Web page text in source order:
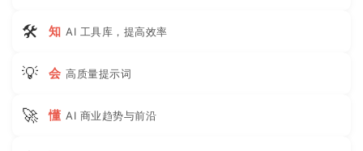
🛠 知 AI 工具库，提高效率
💡 会 高质量提示词
🚀 懂 AI 商业趋势与前沿